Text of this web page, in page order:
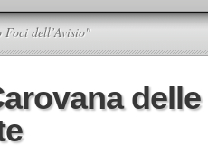
Foci dell’Avisio"